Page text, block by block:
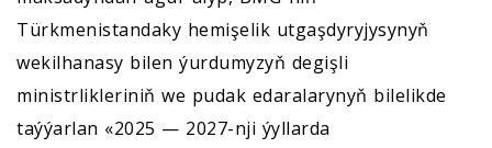
Türkmenistandaky hemişelik utgaşdyryjysynyň
wekilhanasy bilen ýurdumyzyň degişli
ministrlikleriniň we pudak edaralarynyň bilelikde
taýýarlan «2025 — 2027-nji ýyllarda